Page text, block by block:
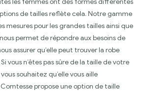
de tailles reflète cela. Notre gamme
mesures pour les grandes tailles ainsi que
permet de répondre aux besoins de
assurer qu’elle peut trouver la robe
vous n’êtes pas sûre de la taille de votre
souhaitez qu’elle vous aille
propose une option de taille